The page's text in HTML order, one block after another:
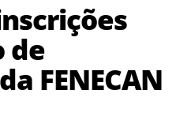
de
FENECAN